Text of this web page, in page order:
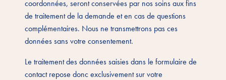
coordonnées, seront conservées par nos soins aux fins
de traitement de la demande et en cas de questions
complémentaires. Nous ne transmettrons pas ces
données sans votre consentement.
Le traitement des données saisies dans le formulaire de
contact repose donc exclusivement sur votre